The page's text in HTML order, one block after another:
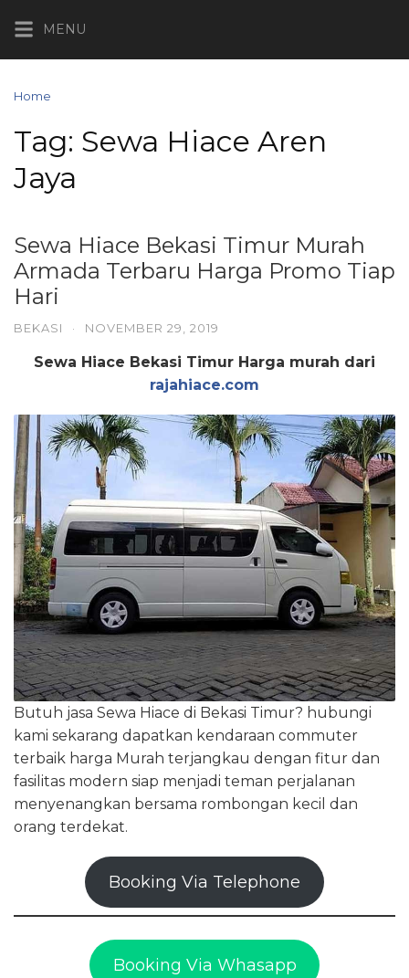
content
MENU
Home
Tag: Sewa Hiace Aren
Jaya
Sewa Hiace Bekasi Timur Murah
Armada Terbaru Harga Promo Tiap
Hari
BEKASI · NOVEMBER 29, 2019
Sewa Hiace Bekasi Timur Harga murah dari
rajahiace.com
Butuh jasa Sewa Hiace di Bekasi Timur? hubungi
kami sekarang dapatkan kendaraan commuter
terbaik harga Murah terjangkau dengan fitur dan
fasilitas modern siap menjadi teman perjalanan
menyenangkan bersama rombongan kecil dan
orang terdekat.
Booking Via Telephone
Booking Via Whasapp